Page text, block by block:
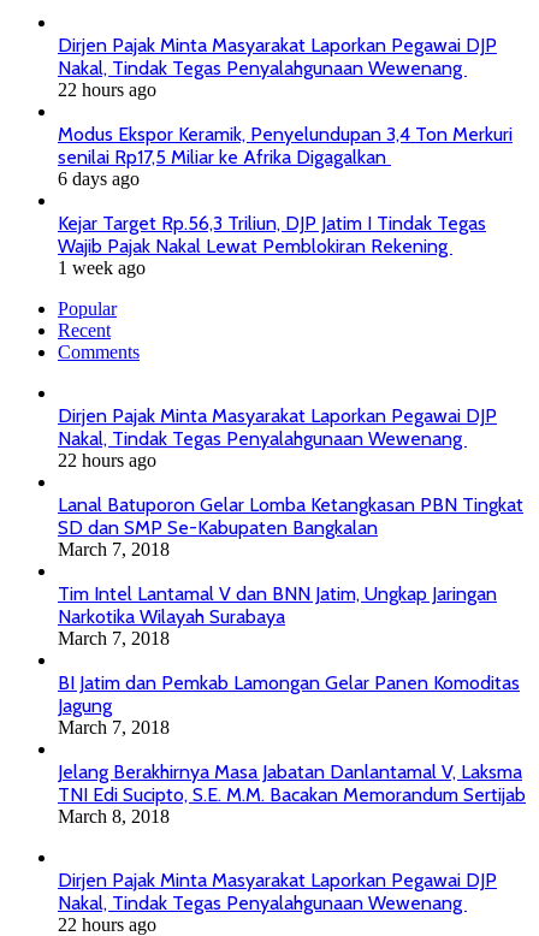
Dirjen Pajak Minta Masyarakat Laporkan Pegawai DJP
Nakal, Tindak Tegas Penyalahgunaan Wewenang
22 hours ago
Modus Ekspor Keramik, Penyelundupan 3,4 Ton Merkuri
senilai Rp17,5 Miliar ke Afrika Digagalkan
6 days ago
Kejar Target Rp.56,3 Triliun, DJP Jatim I Tindak Tegas
Wajib Pajak Nakal Lewat Pemblokiran Rekening
1 week ago
Popular
Recent
Comments
Dirjen Pajak Minta Masyarakat Laporkan Pegawai DJP
Nakal, Tindak Tegas Penyalahgunaan Wewenang
22 hours ago
Lanal Batuporon Gelar Lomba Ketangkasan PBN Tingkat
SD dan SMP Se-Kabupaten Bangkalan
March 7, 2018
Tim Intel Lantamal V dan BNN Jatim, Ungkap Jaringan
Narkotika Wilayah Surabaya
March 7, 2018
BI Jatim dan Pemkab Lamongan Gelar Panen Komoditas
Jagung
March 7, 2018
Jelang Berakhirnya Masa Jabatan Danlantamal V, Laksma
TNI Edi Sucipto, S.E. M.M. Bacakan Memorandum Sertijab
March 8, 2018
Dirjen Pajak Minta Masyarakat Laporkan Pegawai DJP
Nakal, Tindak Tegas Penyalahgunaan Wewenang
22 hours ago